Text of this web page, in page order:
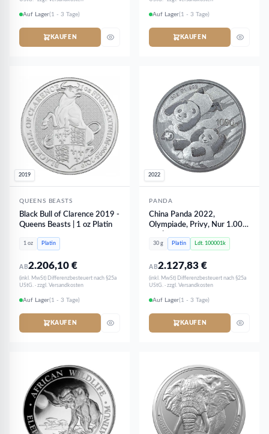
Auf Lager(1 - 3 Tage)
KAUFEN
Auf Lager(1 - 3 Tage)
KAUFEN
2019
QUEENS BEASTS
Black Bull of Clarence 2019 -
Queens Beasts | 1 oz Platin
1 oz Platin
AB2.206,10€
(inkl. MwSt) Differenzbesteuert nach §25a
UStG. · zzgl. Versandkosten
Auf Lager(1 - 3 Tage)
KAUFEN
2022
PANDA
China Panda 2022,
Olympiade, Privy, Nur 1.000
30 g Platin Ldt. 100001k
AB2.127,83€
(inkl. MwSt) Differenzbesteuert nach §25a
UStG. · zzgl. Versandkosten
Auf Lager(1 - 3 Tage)
KAUFEN